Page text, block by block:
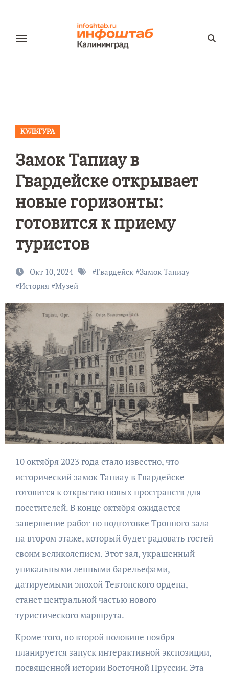
содержанию
КУЛЬТУРА
Замок Тапиау в
Гвардейске открывает
новые горизонты:
готовится к приему
туристов
Окт 10, 2024 #Гвардейск#Замок Тапиау
#История#Музей
10 октября 2023 года стало известно, что
исторический замок Тапиау в Гвардейске
готовится к открытию новых пространств для
посетителей. В конце октября ожидается
завершение работ по подготовке Тронного зала
на втором этаже, который будет радовать гостей
своим великолепием. Этот зал, украшенный
уникальными лепными барельефами,
датируемыми эпохой Тевтонского ордена,
станет центральной частью нового
туристического маршрута.
Кроме того, во второй половине ноября
планируется запуск интерактивной экспозиции,
посвященной истории Восточной Пруссии. Эта